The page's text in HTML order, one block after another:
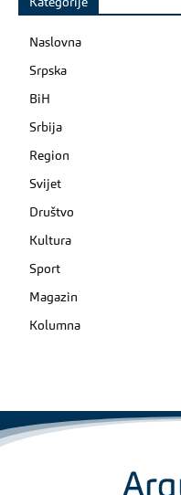
Kategorije
Naslovna
Srpska
BiH
Srbija
Region
Svijet
Društvo
Kultura
Sport
Magazin
Kolumna